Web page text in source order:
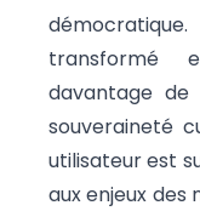
transformé
davantage
souveraineté
utilisateur est
aux enjeux des